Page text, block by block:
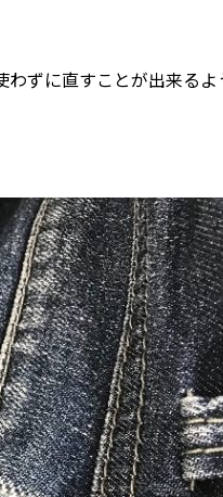
ずに直すことが出来る